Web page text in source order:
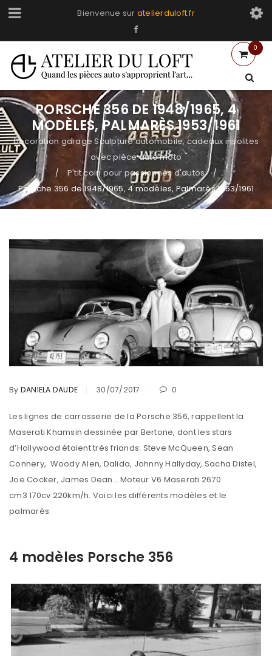
Bienvenue sur atelierduloft.fr
0
PORSCHE 356 DE 1948/1965, 4
MODÈLES, PALMARÈS 1953/1961
Decoration garage Sculpture automobile, cadeaux insolites
avec pièce auto moto
/ P'tit coin pour passionnés d'autos /
Porsche 356 de 1948/1965, 4 modèles, Palmarès 1953/1961
By DANIELA DAUDE 30/07/2017 0
Les lignes de carrosserie de la Porsche 356, rappellent la
Maserati Khamsin dessinée par Bertone, dont les stars
d’Hollywood étaient très friands: Steve McQueen, Sean
Connery, Woody Alen, Dalida, Johnny Hallyday, Sacha Distel,
Joe Cocker, James Dean… Moteur V6 Maserati 2670
cm3 170cv 220km/h. Voici les différents modèles et le
palmarès.
4 modèles Porsche 356